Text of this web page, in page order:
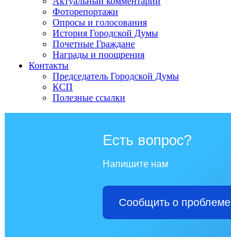
Фоторепортажи
Опросы и голосования
История Городской Думы
Почетные Граждане
Награды и поощрения
Контакты
Председатель Городской Думы
КСП
Полезные ссылки
Есть вопрос?
Напишите нам
Сообщить о проблеме